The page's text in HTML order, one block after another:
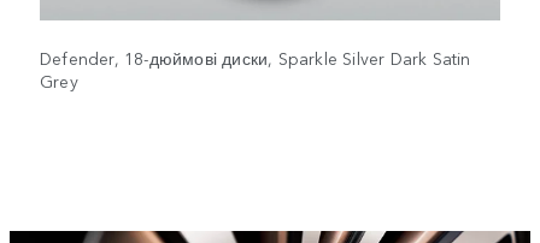
Defender, 18-дюймові диски, Sparkle Silver Dark Satin
Grey